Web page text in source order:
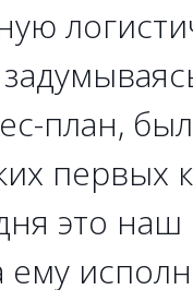
план,
первых
это
ему